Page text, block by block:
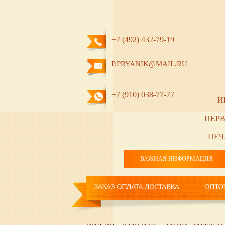
+7 (492) 432-79-19
P.PRYANIK@MAIL.RU
+7 (910) 038-77-77
ВАЖНАЯ ИНФОРМАЦИЯ